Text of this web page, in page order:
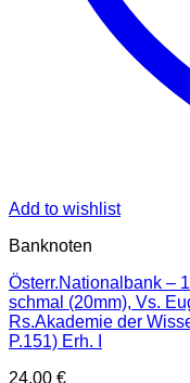
Add to wishlist
Banknoten
Österr.Nationalbank –
schmal (20mm), Vs.
Rs.Akademie der
P.151) Erh. I
24,00 €